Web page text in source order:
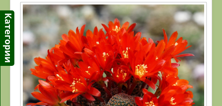
Ссылки
Контакты